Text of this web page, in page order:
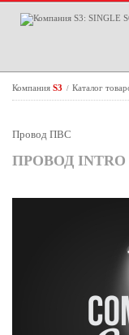
Компания S3 / Каталог
Провод ПВС
ПРОВОД